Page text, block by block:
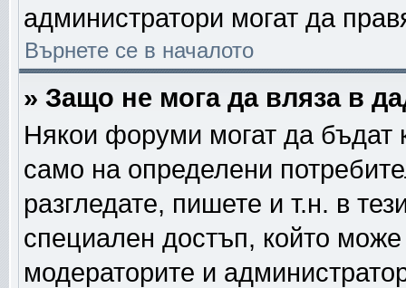
администратори могат да
Върнете се в началото
» Защо не мога да вляза в
Някои форуми могат да бъдат
само на определени
разгледате, пишете и т.н. в
специален достъп, който
модераторите и